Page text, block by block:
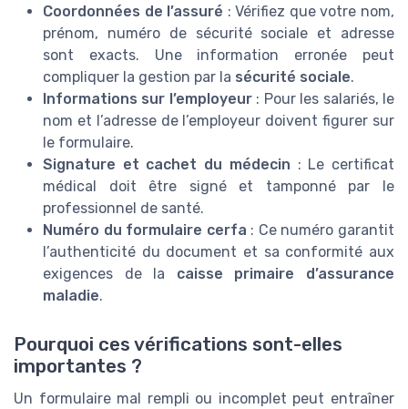
Coordonnées de l’assuré : Vérifiez que votre nom,
prénom, numéro de sécurité sociale et adresse
sont exacts. Une information erronée peut
compliquer la gestion par la sécurité sociale.
Informations sur l’employeur: Pour les salariés, le
nom et l’adresse de l’employeur doivent figurer sur
le formulaire.
Signature et cachet du médecin : Le certificat
médical doit être signé et tamponné par le
professionnel de santé.
Numéro du formulaire cerfa : Ce numéro garantit
l’authenticité du document et sa conformité aux
exigences de la caisse primaire d’assurance
maladie.
Pourquoi ces vérifications sont-elles
importantes ?
Un formulaire mal rempli ou incomplet peut entraîner